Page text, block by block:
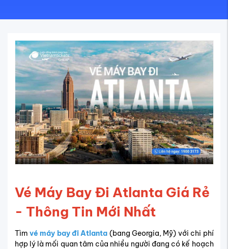
Vé Máy Bay Đi Atlanta Giá Rẻ
- Thông Tin Mới Nhất
Tìm vé máy bay đi Atlanta (bang Georgia, Mỹ) với chi phí
hợp lý là mối quan tâm của nhiều người đang có kế hoạch